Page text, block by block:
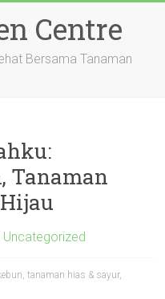
Centre
Bersama Tanaman
Tanaman
Uncategorized
tanaman hias & sayur,